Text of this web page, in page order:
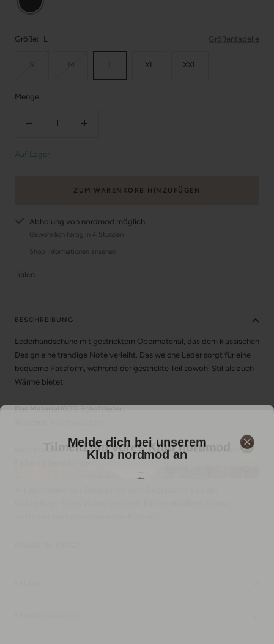
Größe: L Größentabelle
L XL XXL
Menge:
Menge
Auf Lager
ZUM WARENKORB HINZUFÜGEN
Abholung von nordmod möglich
Gewöhnlich fertig in 4 Stunden
Shop Informationen ansehen
Teilen
BESCHREIBUNG
Lederhandschuhe mit gestricktem Obermaterial, das dem klassischen
Design eine trendige Note verleiht. Das weiche Leder sorgt für eine
bequeme Passform, während der gestrickte Teil sowohl Stil als auch
Wärme bietet.
Das Material 100% Schafsleder.
Bitte beachten Sie, dass Materialien natürlichen Ursprungs in der
Klub nordmod an